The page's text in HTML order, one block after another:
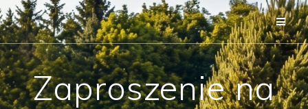
Przejdź
do
treści
Zaproszenie na